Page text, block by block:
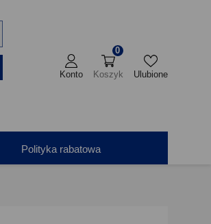
Konto Koszyk
0
Ulubione
Polityka rabatowa